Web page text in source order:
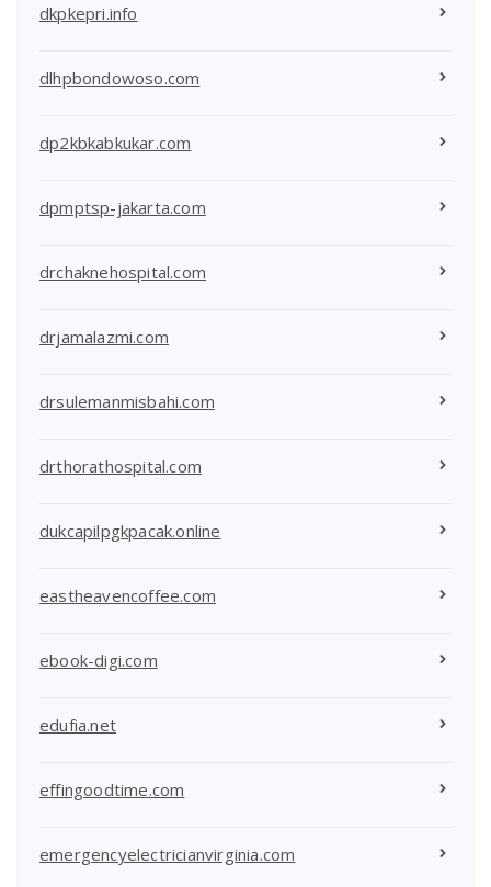
dkpkepri.info
dlhpbondowoso.com
dp2kbkabkukar.com
dpmptsp-jakarta.com
drchaknehospital.com
drjamalazmi.com
drsulemanmisbahi.com
drthorathospital.com
dukcapilpgkpacak.online
eastheavencoffee.com
ebook-digi.com
edufia.net
effingoodtime.com
emergencyelectricianvirginia.com